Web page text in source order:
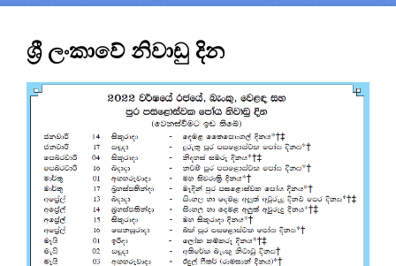
ශ්‍රී ලංකාවේ නිවාඩු දින